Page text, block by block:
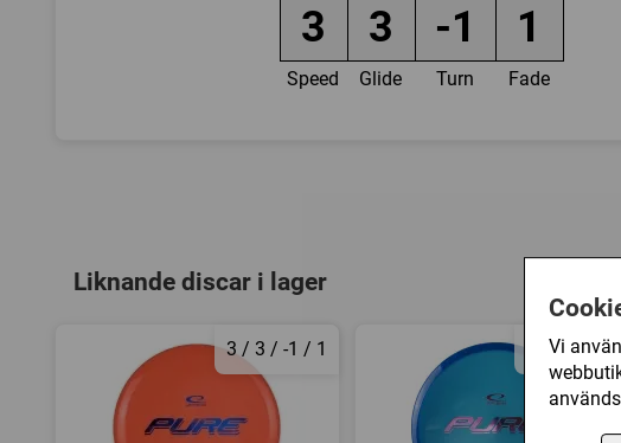
Vi
3 3 -1 1
Speed Glide Turn Fade
Liknande discar i lager
3 / 3 / -1 / 1 3 / 3 / -1 /